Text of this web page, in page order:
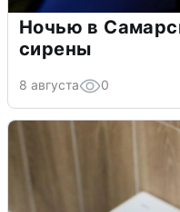
Ночью в
сирены
8 августа 0